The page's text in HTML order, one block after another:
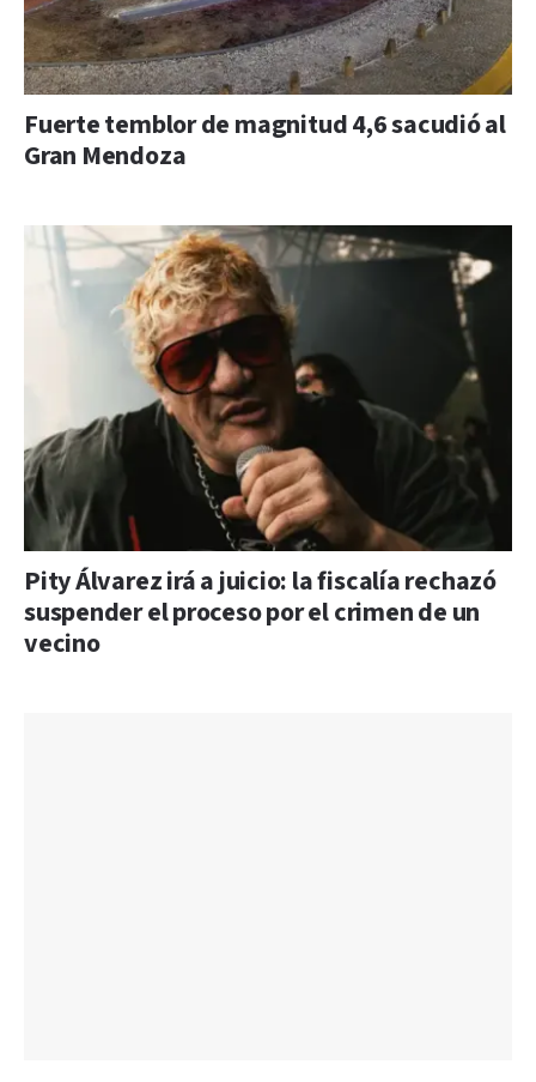
Fuerte temblor de magnitud 4,6 sacudió al
Gran Mendoza
Pity Álvarez irá a juicio: la fiscalía rechazó
suspender el proceso por el crimen de un
vecino